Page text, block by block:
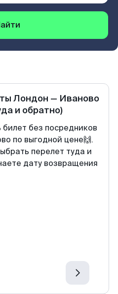
Лондон — Иваново
и обратно)
без посредников
по выгодной цене🙌.
перелет туда и
дату возвращения